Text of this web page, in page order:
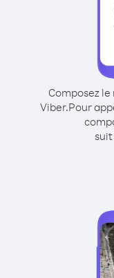
Composez
Viber.Pour
suit